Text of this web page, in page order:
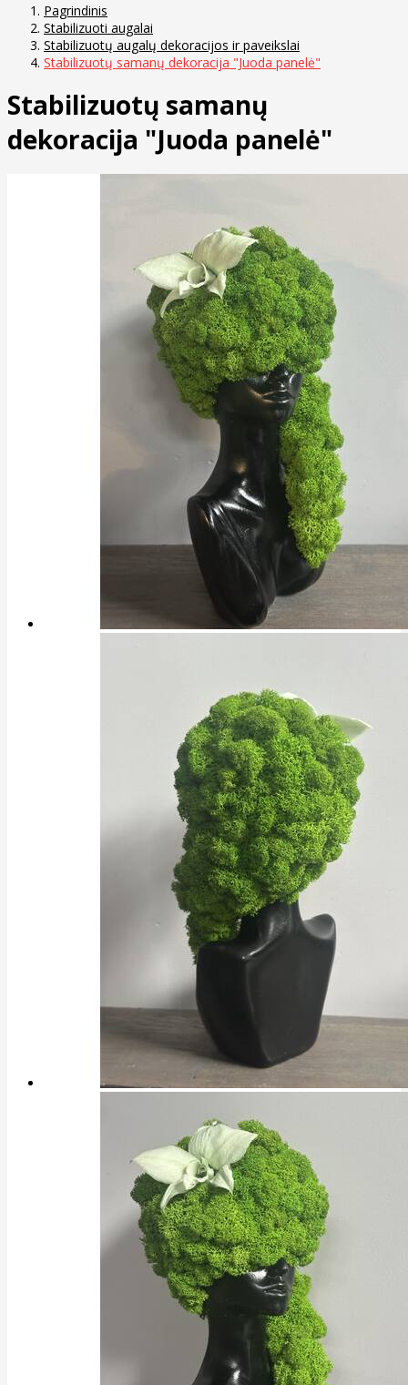
Pagrindinis
Stabilizuoti augalai
Stabilizuotų augalų dekoracijos ir paveikslai
Stabilizuotų samanų dekoracija "Juoda panelė"
Stabilizuotų samanų
dekoracija "Juoda panelė"